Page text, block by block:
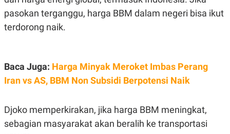
C
A
D
E
L
E
A
S
L
A
G
A
N
K
I
J
A
pasokan terganggu, harga BBM dalam negeri bisa ikut
terdorong naik.
Baca Juga: Harga Minyak Meroket Imbas Perang
Iran vs AS, BBM Non Subsidi Berpotensi Naik
Djoko memperkirakan, jika harga BBM meningkat,
sebagian masyarakat akan beralih ke transportasi